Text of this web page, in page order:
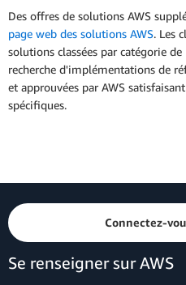
Des offres de solutions AWS
page web des solutions AWS. Les
solutions classées par catégorie
recherche d'implémentations de
et approuvées par AWS
spécifiques.
Connectez-
Se renseigner sur AWS